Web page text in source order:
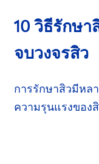
10 วิธีรักษ
จบวงจรสิว
การรักษาสิวมีหล
ความรุนแรงของ